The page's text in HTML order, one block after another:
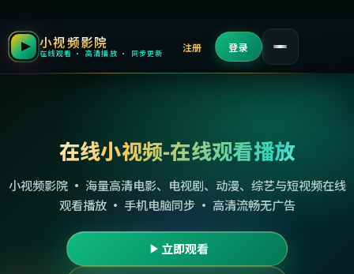
小视频影院
在线观看 · 高清播放 · 同步更新 注册 登录
在线小视频-在线观看播放
小视频影院 · 海量高清电影、电视剧、动漫、综艺与短视频在线
观看播放 · 手机电脑同步 · 高清流畅无广告
立即观看